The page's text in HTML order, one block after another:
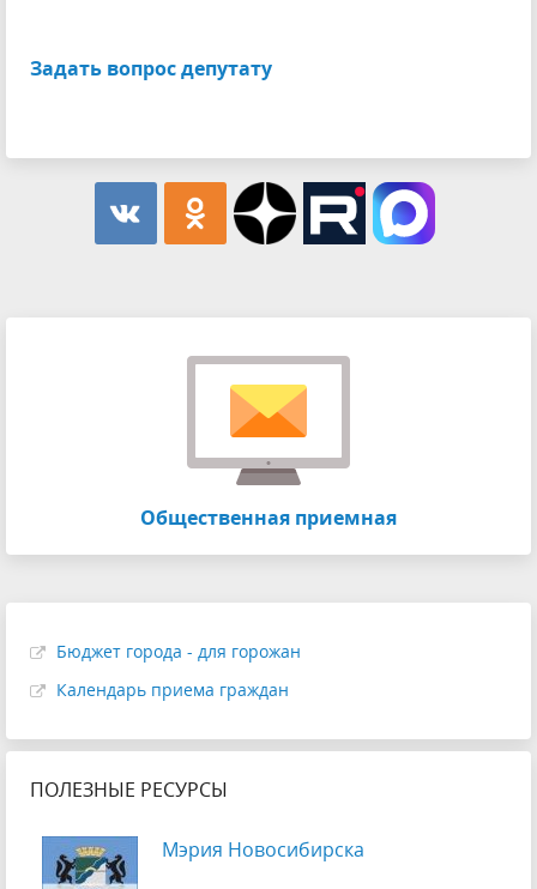
Задать вопрос депутату
Общественная приемная
Бюджет города - для горожан
Календарь приема граждан
ПОЛЕЗНЫЕ РЕСУРСЫ
Мэрия Новосибирска